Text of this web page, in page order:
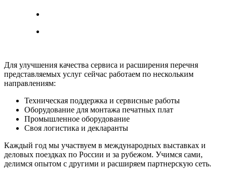
Для улучшения качества сервиса и расширения перечня
представляемых услуг сейчас работаем по нескольким
направлениям:
Техническая поддержка и сервисные работы
Оборудование для монтажа печатных плат
Промышленное оборудование
Своя логистика и декларанты
Каждый год мы участвуем в международных выставках и
деловых поездках по России и за рубежом. Учимся сами,
делимся опытом с другими и расширяем партнерскую сеть.